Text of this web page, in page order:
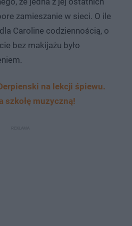
zamieszanie w sieci. O ile
Caroline codziennością, o
bez makijażu było
na lekcji śpiewu.
szkołę muzyczną!